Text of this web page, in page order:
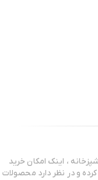
آشپزخانه ، اینک امکان خرید
و در نظر دارد محصولات